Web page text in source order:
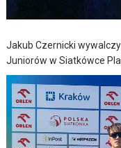
Jakub Czernicki
Juniorów w Siatkówce